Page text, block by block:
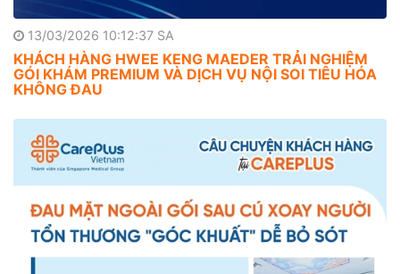
13/03/2026 10:12:37 SA
KHÁCH HÀNG HWEE KENG MAEDER TRẢI NGHIỆM
GÓI KHÁM PREMIUM VÀ DỊCH VỤ NỘI SOI TIÊU HÓA
KHÔNG ĐAU